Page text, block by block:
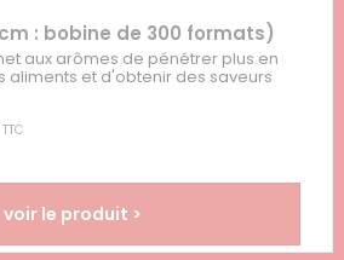
cm : bobine de 300 formats)
aux arômes de pénétrer plus en
aliments et d'obtenir des saveurs
voir le produit >